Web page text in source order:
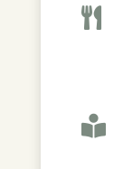

